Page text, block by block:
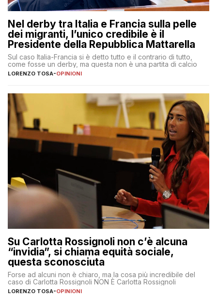
Nel derby tra Italia e Francia sulla pelle
dei migranti, l’unico credibile è il
Presidente della Repubblica Mattarella
Sul caso Italia-Francia si è detto tutto e il contrario di tutto,
come fosse un derby, ma questa non è una partita di calcio
LORENZO TOSA-OPINIONI
Su Carlotta Rossignoli non c’è alcuna
“invidia”, si chiama equità sociale,
questa sconosciuta
Forse ad alcuni non è chiaro, ma la cosa più incredibile del
caso di Carlotta Rossignoli NON È Carlotta Rossignoli
LORENZO TOSA-OPINIONI